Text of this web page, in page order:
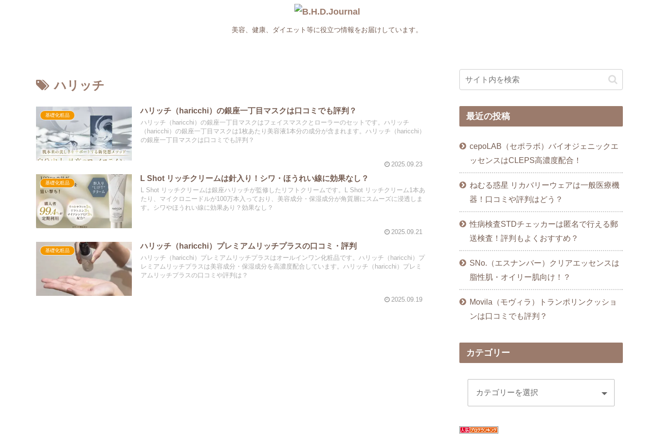
美容、健康、ダイエット等に役立つ情報をお届けしています。
ハリッチ
基礎化粧品
ハリッチ（haricchi）の銀座一丁目マスクは口コミでも評判？
ハリッチ（haricchi）の銀座一丁目マスクはフェイスマスクとローラーのセットです。ハリッチ
（haricchi）の銀座一丁目マスクは1枚あたり美容液1本分の成分が含まれます。ハリッチ（haricchi）
の銀座一丁目マスクは口コミでも評判？
2025.09.23
基礎化粧品
L Shot リッチクリームは針入り！シワ・ほうれい線に効果なし？
L Shot リッチクリームは銀座ハリッチが監修したリフトクリームです。L Shot リッチクリーム1本あ
たり、マイクロニードルが100万本入っており、美容成分・保湿成分が角質層にスムーズに浸透しま
す。シワやほうれい線に効果あり？効果なし？
2025.09.21
基礎化粧品
ハリッチ（haricchi）プレミアムリッチプラスの口コミ・評判
ハリッチ（haricchi）プレミアムリッチプラスはオールインワン化粧品です。ハリッチ（haricchi）プ
レミアムリッチプラスは美容成分・保湿成分を高濃度配合しています。ハリッチ（haricchi）プレミ
アムリッチプラスの口コミや評判は？
2025.09.19
最近の投稿
cepoLAB（セポラボ）バイオジェニックエ
ッセンスはCLEPS高濃度配合！
ねむる惑星 リカバリーウェアは一般医療機
器！口コミや評判はどう？
性病検査STDチェッカーは匿名で行える郵
送検査！評判もよくおすすめ？
SNo.（エスナンバー）クリアエッセンスは
脂性肌・オイリー肌向け！？
Movila（モヴィラ）トランポリンクッショ
ンは口コミでも評判？
カテゴリー